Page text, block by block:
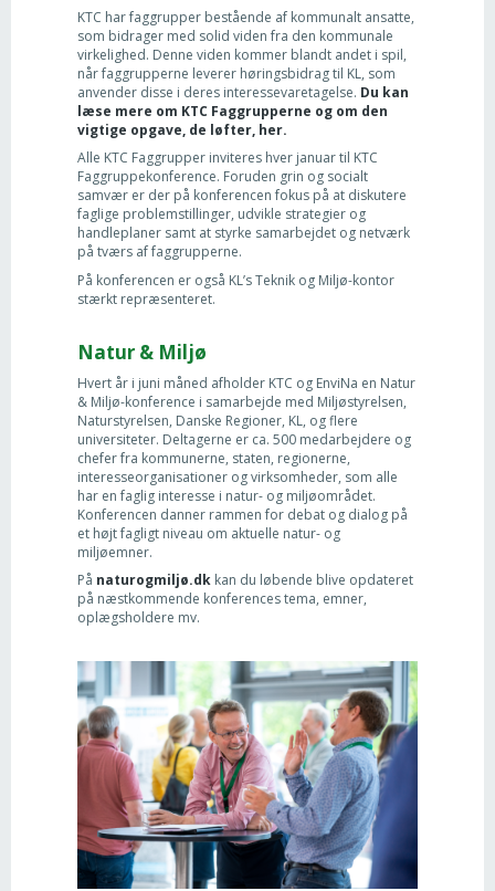
KTC har faggrupper bestående af kommunalt ansatte,
som bidrager med solid viden fra den kommunale
virkelighed. Denne viden kommer blandt andet i spil,
når faggrupperne leverer høringsbidrag til KL, som
anvender disse i deres interessevaretagelse. Du kan
læse mere om KTC Faggrupperne og om den
vigtige opgave, de løfter, her.
Alle KTC Faggrupper inviteres hver januar til KTC
Faggruppekonference. Foruden grin og socialt
samvær er der på konferencen fokus på at diskutere
faglige problemstillinger, udvikle strategier og
handleplaner samt at styrke samarbejdet og netværk
på tværs af faggrupperne.
På konferencen er også KL’s Teknik og Miljø-kontor
stærkt repræsenteret.
Natur & Miljø
Hvert år i juni måned afholder KTC og EnviNa en Natur
& Miljø-konference i samarbejde med Miljøstyrelsen,
Naturstyrelsen, Danske Regioner, KL, og flere
universiteter. Deltagerne er ca. 500 medarbejdere og
chefer fra kommunerne, staten, regionerne,
interesseorganisationer og virksomheder, som alle
har en faglig interesse i natur- og miljøområdet.
Konferencen danner rammen for debat og dialog på
et højt fagligt niveau om aktuelle natur- og
miljøemner.
På naturogmiljø.dk kan du løbende blive opdateret
på næstkommende konferences tema, emner,
oplægsholdere mv.